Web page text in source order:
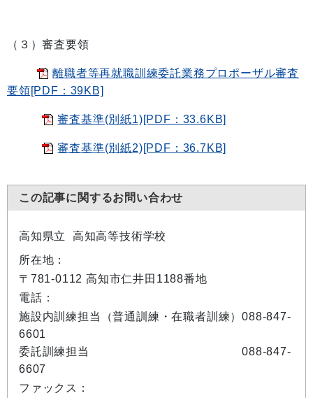
（３）審査要領
離職者等再就職訓練委託業務プロポーザル審査
要領[PDF：39KB]
審査基準(別紙1)[PDF：33.6KB]
審査基準(別紙2)[PDF：36.7KB]
この記事に関するお問い合わせ
高知県立 高知高等技術学校
所在地：
〒781-0112 高知市仁井田1188番地
電話：
施設内訓練担当（普通訓練・在職者訓練）088-847-
6601
委託訓練担当 088-847-
6607
ファックス：